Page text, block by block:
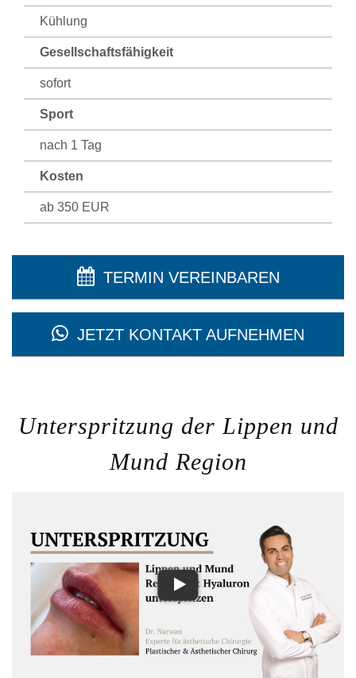
Kühlung
Gesellschaftsfähigkeit
sofort
Sport
nach 1 Tag
Kosten
ab 350 EUR
TERMIN VEREINBAREN
JETZT KONTAKT AUFNEHMEN
Unterspritzung der Lippen und
Mund Region